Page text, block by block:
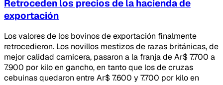
Retroceden los precios de la hacienda de
exportación
Los valores de los bovinos de exportación finalmente
retrocedieron. Los novillos mestizos de razas británicas, de
mejor calidad carnicera, pasaron a la franja de Ar$ 7.700 a
7.900 por kilo en gancho, en tanto que los de cruzas
cebuinas quedaron entre Ar$ 7.600 y 7.700 por kilo en